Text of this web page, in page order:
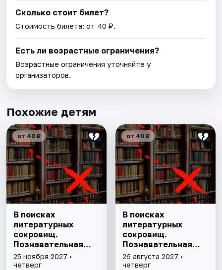
Сколько стоит билет?
Стоимость билета: от 40 ₽.
Есть ли возрастные ограничения?
Возрастные ограничения уточняйте у
организаторов.
Похожие детям
от 40 ₽
В поисках
литературных
сокровищ.
Познавательная
программа
25 ноября 2027 •
четверг
от 40 ₽
В поисках
литературных
сокровищ.
Познавательная
программа
26 августа 2027 •
четверг